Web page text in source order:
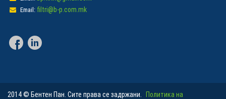
Email: filtri@b-p.com.mk
2014 © Бентен Пан. Сите права се задржани.
Политика на